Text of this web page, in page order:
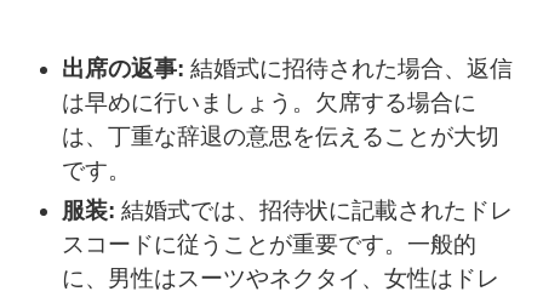
出席の返事: 結婚式に招待された場合、返信
は早めに行いましょう。欠席する場合に
は、丁重な辞退の意思を伝えることが大切
です。
服装: 結婚式では、招待状に記載されたドレ
スコードに従うことが重要です。一般的
に、男性はスーツやネクタイ、女性はドレ